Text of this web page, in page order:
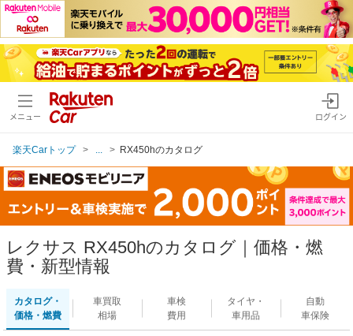
メニュー ログイン
楽天Carトップ RX450hのカタログ
レクサス RX450hのカタログ｜価格・燃
費・新型情報
カタログ・
価格・燃費
車買取
相場
車検
費用
タイヤ・
車用品
自動
車保険